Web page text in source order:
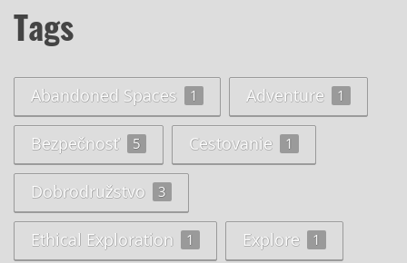
Tags
Abandoned Spaces 1 Adventure 1
Bezpečnosť 5 Cestovanie 1
Dobrodružstvo 3
Ethical Exploration 1 Explore 1